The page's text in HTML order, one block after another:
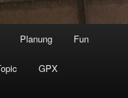
Planung Fun
GPX